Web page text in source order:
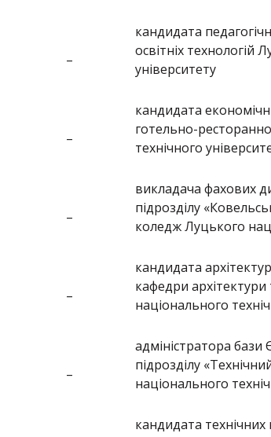
–
кандидата
освітніх технологій
університету
–
кандидата
готельно-
технічного
–
викладача фахових
підрозділу
коледж Луцького
–
кандидата
кафедри
національного
–
адміністратора
підрозділу
національного
кандидата